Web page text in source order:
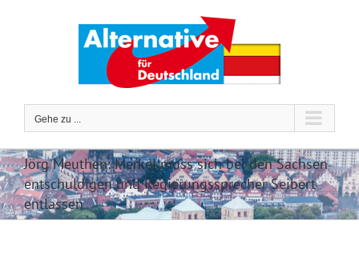
Gehe zu ...
Jörg Meuthen: Merkel muss sich bei den Sachsen
entschuldigen und Regierungssprecher Seibert
entlassen